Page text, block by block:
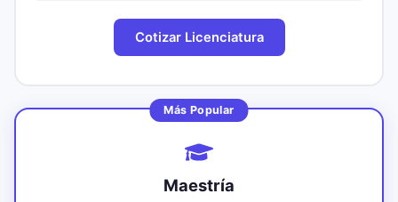
Cotizar Licenciatura
Más Popular
Maestría